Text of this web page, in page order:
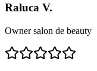
Raluca V.
Owner salon de beauty